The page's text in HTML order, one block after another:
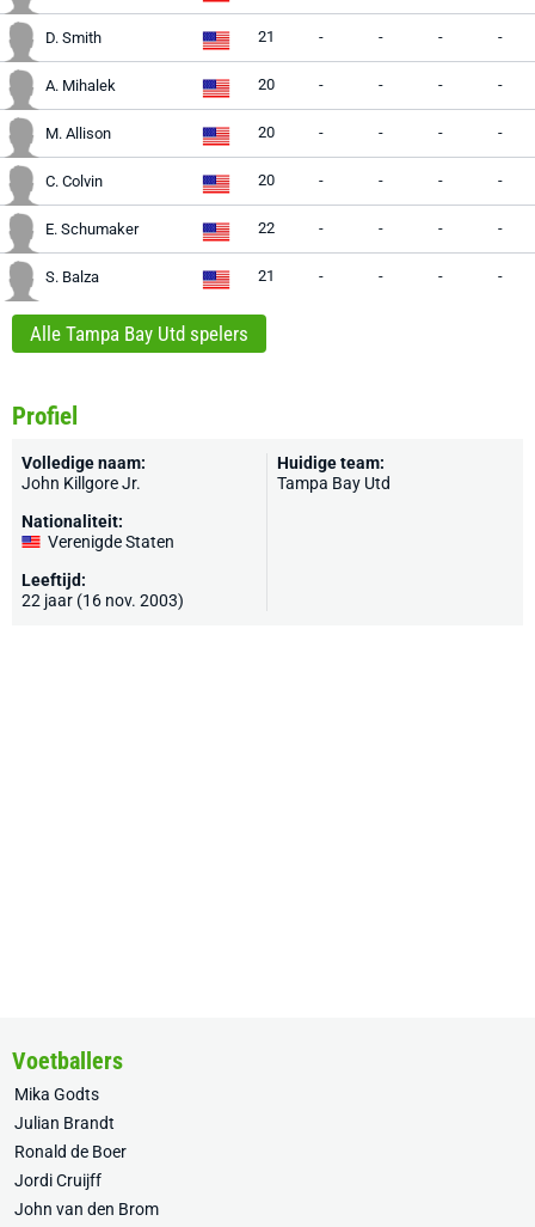
D. Smith 21 - - - -
A. Mihalek 20 - - - -
M. Allison 20 - - - -
C. Colvin 20 - - - -
E. Schumaker 22 - - - -
S. Balza 21 - - - -
Alle Tampa Bay Utd spelers
Profiel
Volledige naam:
John Killgore Jr.
Nationaliteit:
Verenigde Staten
Leeftijd:
22 jaar (16 nov. 2003)
Huidige team:
Tampa Bay Utd
Voetballers
Mika Godts
Julian Brandt
Ronald de Boer
Jordi Cruijff
John van den Brom